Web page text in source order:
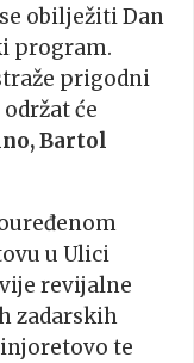
obilježiti Dan
program.
prigodni
će
Bartol
u Ulici
revijalne
zadarskih
te